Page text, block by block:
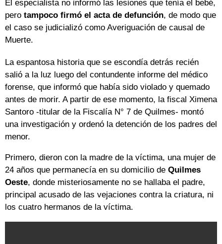
El especialista no informó las lesiones que tenía el bebé,
pero tampoco firmó el acta de defunción, de modo que
el caso se judicializó como Averiguación de causal de
Muerte.
La espantosa historia que se escondía detrás recién
salió a la luz luego del contundente informe del médico
forense, que informó que había sido violado y quemado
antes de morir. A partir de ese momento, la fiscal Ximena
Santoro -titular de la Fiscalía N° 7 de Quilmes- montó
una investigación y ordenó la detención de los padres del
menor.
Primero, dieron con la madre de la víctima, una mujer de
24 años que permanecía en su domicilio de Quilmes
Oeste, donde misteriosamente no se hallaba el padre,
principal acusado de las vejaciones contra la criatura, ni
los cuatro hermanos de la víctima.